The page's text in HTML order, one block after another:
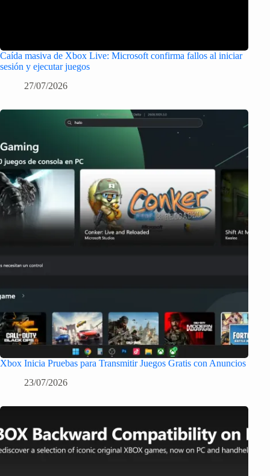
Caída masiva de Xbox Live: Microsoft confirma fallos al iniciar
sesión y ejecutar juegos
27/07/2026
Xbox Inicia Pruebas para Transmitir Juegos Gratis con Anuncios
23/07/2026